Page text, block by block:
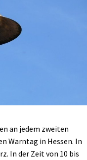
an jedem zweiten
Warntag in Hessen. In
In der Zeit von 10 bis